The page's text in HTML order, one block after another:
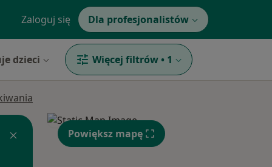
Zaloguj się Dla profesjonalistów
dzieci Więcej filtrów • 1
Powiększ mapę